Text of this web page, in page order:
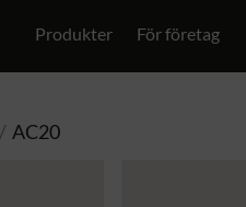
Produkter För företag
AC20